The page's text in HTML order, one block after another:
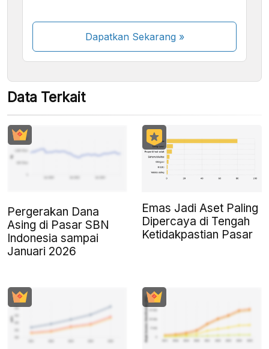
Dapatkan Sekarang»
Data Terkait
Pergerakan Dana
Asing di Pasar SBN
Indonesia sampai
Januari 2026
Emas Jadi Aset Paling
Dipercaya di Tengah
Ketidakpastian Pasar